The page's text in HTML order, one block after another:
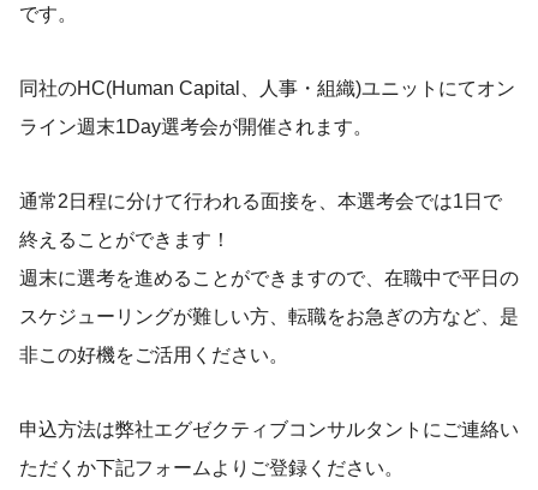
です。
同社のHC(Human Capital、人事・組織)ユニットにてオン
ライン週末1Day選考会が開催されます。
通常2日程に分けて行われる面接を、本選考会では1日で
終えることができます！
週末に選考を進めることができますので、在職中で平日の
スケジューリングが難しい方、転職をお急ぎの方など、是
非この好機をご活用ください。
申込方法は弊社エグゼクティブコンサルタントにご連絡い
ただくか下記フォームよりご登録ください。